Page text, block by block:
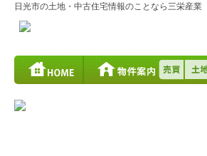
日光市の土地・中古住宅情報のことなら三栄産業